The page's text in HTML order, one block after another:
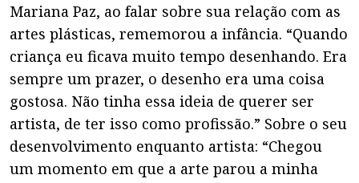
Mariana Paz, ao falar sobre sua relação com as
artes plásticas, rememorou a infância. “Quando
criança eu ficava muito tempo desenhando. Era
sempre um prazer, o desenho era uma coisa
gostosa. Não tinha essa ideia de querer ser
artista, de ter isso como profissão.” Sobre o seu
desenvolvimento enquanto artista: “Chegou
um momento em que a arte parou a minha